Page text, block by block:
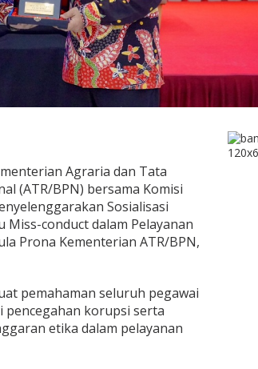
Agraria dan Tata
(ATR/BPN) bersama Komisi
Sosialisasi
Miss-conduct dalam Pelayanan
Prona Kementerian ATR/BPN,
pemahaman seluruh pegawai
pencegahan korupsi serta
etika dalam pelayanan